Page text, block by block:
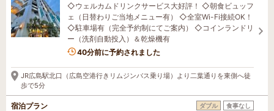
◇ウェルカムドリンクサービス大好評！ ◇朝食ビュッフ
ェ（日替わりご当地メニュー有） ◇全室Wi-Fi接続OK！
◇駐車場有（完全予約制にてご案内） ◇コインランドリ
ー（洗剤自動投入）＆乾燥機有
4名がこの宿を見ています
40分前に予約されました
JR広島駅北口（広島空港行きリムジンバス乗り場）より二葉通りを東側へ徒
歩で5分
宿泊プラン ダブル 食事なし